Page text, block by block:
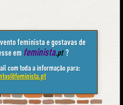
feminista e gostavas de
em feminista.pt ?
com toda a informação para: